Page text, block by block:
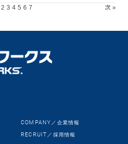
2 3 4 5 6 7 次 »
COMPANY ／企業情報
RECRUIT ／採用情報